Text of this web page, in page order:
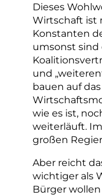
Dieses
Wirtschaft ist
Konstanten
umsonst
und
bauen auf
wie es ist,
weiterläuft.
großen
Aber reicht
wichtiger als
Bürger